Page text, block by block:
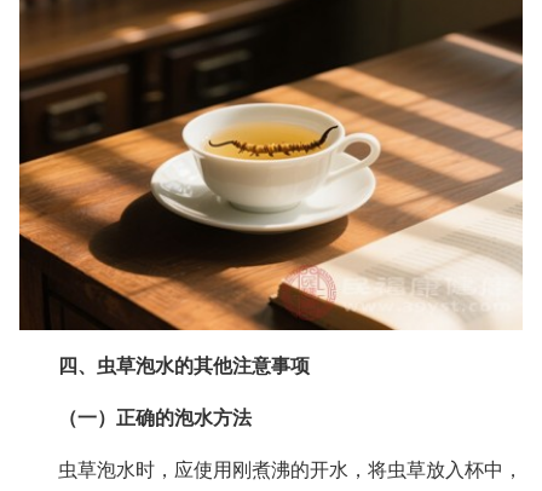
四、虫草泡水的其他注意事项
（一）正确的泡水方法
虫草泡水时，应使用刚煮沸的开水，将虫草放入杯中，